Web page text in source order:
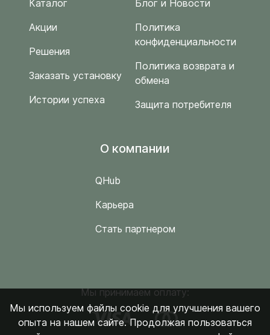
Каталог
Акции
Решения
Заказать установку
Истории успеха
Блог и Новости
Политика
конфиденциальности
Политика возврата и
обмена
Защита потребителя
O компании
QHub
Карьера
Стать партнером
Мы принимаем оплату:
Мы используем файлы cookie для улучшения вашего
опыта на нашем сайте. Продолжая пользоваться